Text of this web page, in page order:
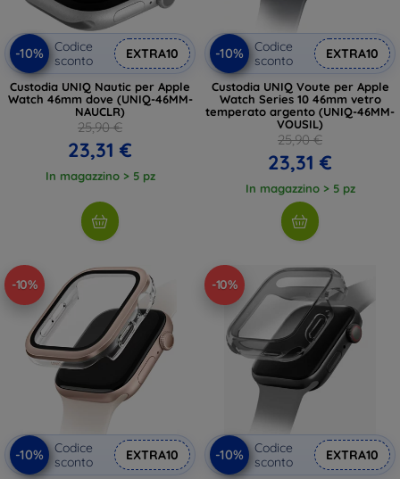
-10%
Codice
sconto
EXTRA10
Custodia UNIQ Nautic per Apple
Watch 46mm dove (UNIQ-46MM-
NAUCLR)
25,90 €
23,31 €
In magazzino > 5 pz
-10%
Codice
sconto
EXTRA10
Custodia UNIQ Voute per Apple
Watch Series 10 46mm vetro
temperato argento (UNIQ-46MM-
VOUSIL)
25,90 €
23,31 €
In magazzino > 5 pz
-10%
-10%
Codice
sconto
EXTRA10
-10%
-10%
Codice
sconto
EXTRA10